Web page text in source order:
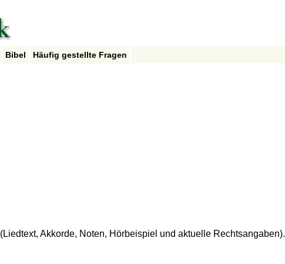
Bibel Häufig gestellte Fragen
(Liedtext, Akkorde, Noten, Hörbeispiel und aktuelle Rechtsangaben).